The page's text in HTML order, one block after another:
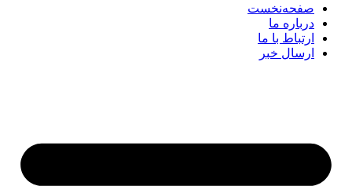
صفحه‌نخست
درباره ما
ارتباط با ما
ارسال خبر